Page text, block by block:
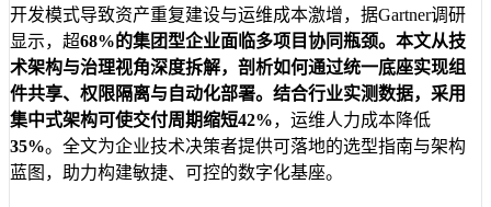
开发模式导致资产重复建设与运维成本激增，据Gartner调研
显示，超68%的集团型企业面临多项目协同瓶颈。本文从技
术架构与治理视角深度拆解，剖析如何通过统一底座实现组
件共享、权限隔离与自动化部署。结合行业实测数据，采用
集中式架构可使交付周期缩短42%，运维人力成本降低
35%。全文为企业技术决策者提供可落地的选型指南与架构
蓝图，助力构建敏捷、可控的数字化基座。